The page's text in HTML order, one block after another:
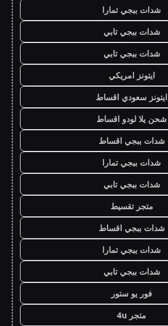
شدات ببجي تمارا
شدات ببجي تابي
شدات ببجي تابي
ايتونز امريكي
ايتونز سعودي اقساط
شحن يلا لودو اقساط
شدات ببجي اقساط
شدات ببجي تمارا
شدات ببجي تابي
متجر تقسيط
شدات ببجي اقساط
شدات ببجي تمارا
شدات ببجي تابي
فور يو ستور
متجر 4u